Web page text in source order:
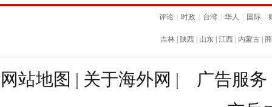
评论 时政 台湾 华人 国际
吉林 陕西 山东 江西 内蒙古
网站地图 | 关于海外网 | 广告服务